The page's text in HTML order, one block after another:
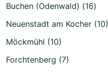
Buchen (Odenwald) (16)
Neuenstadt am Kocher (10)
Möckmühl (10)
Forchtenberg (7)